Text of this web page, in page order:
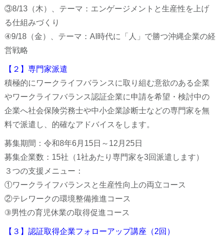
③8/13（木）、テーマ：エンゲージメントと生産性を上げ
る仕組みづくり
④9/18（金）、テーマ：AI時代に「人」で勝つ沖縄企業の経
営戦略
【２】専門家派遣
積極的にワークライフバランスに取り組む意欲のある企業
やワークライフバランス認証企業に申請を希望・検討中の
企業へ社会保険労務士や中小企業診断士などの専門家を無
料で派遣し、的確なアドバイスをします。
募集期間：令和8年6月15日～12月25日
募集企業数：15社（1社あたり専門家を3回派遣します）
３つの支援メニュー：
①ワークライフバランスと生産性向上の両立コース
②テレワークの環境整備推進コース
③男性の育児休業の取得促進コース
【３】認証取得企業フォローアップ講座（2回）